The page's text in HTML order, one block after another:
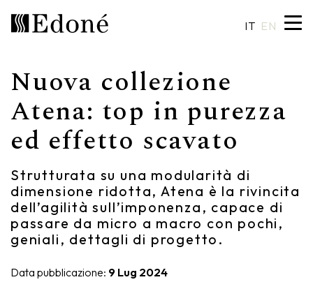
IT EN
Nuova collezione
Atena: top in purezza
ed effetto scavato
Strutturata su una modularità di
dimensione ridotta, Atena è la rivincita
dell’agilità sull’imponenza, capace di
passare da micro a macro con pochi,
geniali, dettagli di progetto.
Data pubblicazione: 9 Lug 2024
Calipso
Chrono 38/44
Crio
Rivestimenti
Specchiere
Miscelatori
Sanitari
Made in Italy
Finiture e materiali
Cataloghi